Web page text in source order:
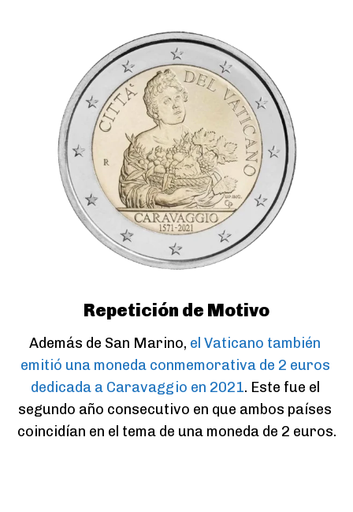
Repetición de Motivo
Además de San Marino, el Vaticano también
emitió una moneda conmemorativa de 2 euros
dedicada a Caravaggio en 2021. Este fue el
segundo año consecutivo en que ambos países
coincidían en el tema de una moneda de 2 euros.